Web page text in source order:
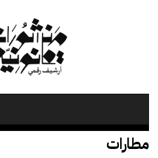
مطارات